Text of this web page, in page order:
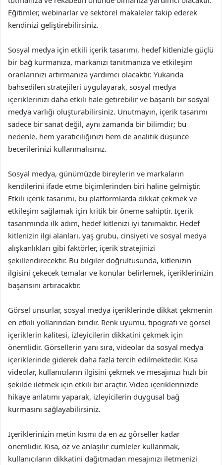
Eğitimler, webinarlar ve sektörel makaleler takip ederek
kendinizi geliştirebilirsiniz.
Sosyal medya için etkili içerik tasarımı, hedef kitlenizle güçlü
bir bağ kurmanıza, markanızı tanıtmanıza ve etkileşim
oranlarınızı artırmanıza yardımcı olacaktır. Yukarıda
bahsedilen stratejileri uygulayarak, sosyal medya
içeriklerinizi daha etkili hale getirebilir ve başarılı bir sosyal
medya varlığı oluşturabilirsiniz. Unutmayın, içerik tasarımı
sadece bir sanat değil, aynı zamanda bir bilimdir; bu
nedenle, hem yaratıcılığınızı hem de analitik düşünce
becerilerinizi kullanmalısınız.
Sosyal medya, günümüzde bireylerin ve markaların
kendilerini ifade etme biçimlerinden biri haline gelmiştir.
Etkili içerik tasarımı, bu platformlarda dikkat çekmek ve
etkileşim sağlamak için kritik bir öneme sahiptir. İçerik
tasarımında ilk adım, hedef kitlenizi iyi tanımaktır. Hedef
kitlenizin ilgi alanları, yaş grubu, cinsiyeti ve sosyal medya
alışkanlıkları gibi faktörler, içerik stratejinizi
şekillendirecektir. Bu bilgiler doğrultusunda, kitlenizin
ilgisini çekecek temalar ve konular belirlemek, içeriklerinizin
başarısını artıracaktır.
Görsel unsurlar, sosyal medya içeriklerinde dikkat çekmenin
en etkili yollarından biridir. Renk uyumu, tipografi ve görsel
içeriklerin kalitesi, izleyicilerin dikkatini çekmek için
önemlidir. Görsellerin yanı sıra, videolar da sosyal medya
içeriklerinde giderek daha fazla tercih edilmektedir. Kısa
videolar, kullanıcıların ilgisini çekmek ve mesajınızı hızlı bir
şekilde iletmek için etkili bir araçtır. Video içeriklerinizde
hikaye anlatımı yaparak, izleyicilerin duygusal bağ
kurmasını sağlayabilirsiniz.
İçeriklerinizin metin kısmı da en az görseller kadar
önemlidir. Kısa, öz ve anlaşılır cümleler kullanmak,
kullanıcıların dikkatini dağıtmadan mesajınızı iletmenizi